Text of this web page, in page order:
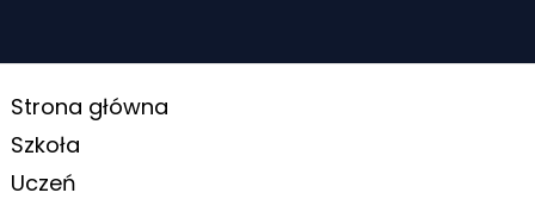
Strona główna
Szkoła
Uczeń